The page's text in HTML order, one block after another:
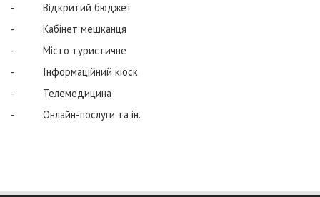
- Відкритий бюджет
- Кабінет мешканця
- Місто туристичне
- Інформаційний кіоск
- Телемедицина
- Онлайн-послуги та ін.